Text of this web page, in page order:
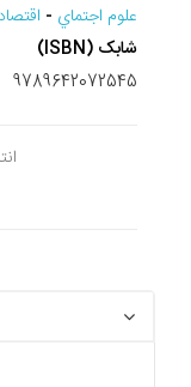
علوم اجتماي - اقتصاد
شابک (ISBN)
9789642072545